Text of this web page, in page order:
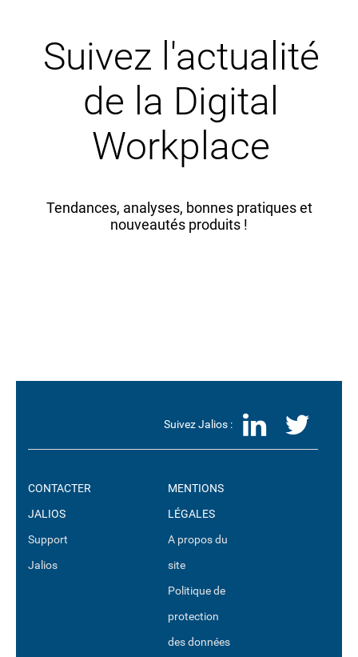
Suivez l'actualité
de la Digital
Workplace
Tendances, analyses, bonnes pratiques et
nouveautés produits !
Suivez Jalios :
CONTACTER
JALIOS
Support
Jalios
MENTIONS
LÉGALES
A propos du
site
Politique de
protection
des données